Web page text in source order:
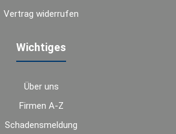
Vertrag widerrufen
Wichtiges
Über uns
Firmen A-Z
Schadensmeldung